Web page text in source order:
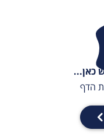
כאן...
הדף